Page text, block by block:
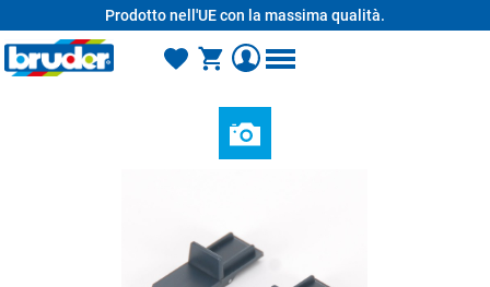
Prodotto nell'UE con la massima qualità.